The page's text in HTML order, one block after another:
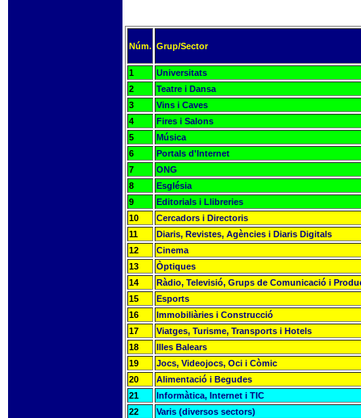
Núm. Grup/Sector
1
Universitats
2
Teatre i Dansa
3
Vins i Caves
4
Fires i Salons
5
Música
6
Portals d'Internet
7
ONG
8
Església
9
Editorials i Llibreries
10
Cercadors i Directoris
11
Diaris, Revistes, Agències i Diaris Digitals
12
Cinema
13
Òptiques
14
Ràdio, Televisió, Grups de Comunicació i
15
Esports
16
Immobiliàries i Construcció
17
Viatges, Turisme, Transports i Hotels
18
Illes Balears
19
Jocs, Videojocs, Oci i Còmic
20
Alimentació i Begudes
21
Informàtica, Internet i TIC
22
Varis (diversos sectors)